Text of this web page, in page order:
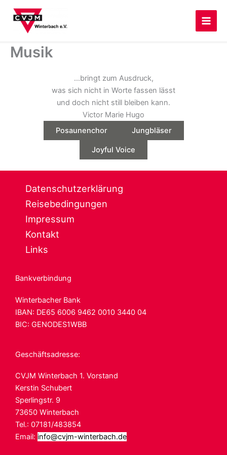
Inhalt
springen
Musik
…bringt zum Ausdruck,
was sich nicht in Worte fassen lässt
und doch nicht still bleiben kann.
Victor Marie Hugo
Posaunenchor
Jungbläser
Joyful Voice
Datenschutzerklärung
Reisebedingungen
Impressum
Kontakt
Links
Bankverbindung
Winterbacher Bank
IBAN: DE65 6006 9462 0010 3440 04
BIC: GENODES1WBB
Geschäftsadresse:
CVJM Winterbach 1. Vorstand
Kerstin Schubert
Sperlingstr. 9
73650 Winterbach
Tel.: 07181/483854
Email: info@cvjm-winterbach.de